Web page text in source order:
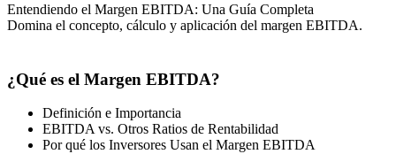
Entendiendo el Margen EBITDA: Una Guía Completa
Domina el concepto, cálculo y aplicación del margen EBITDA.
¿Qué es el Margen EBITDA?
Definición e Importancia
EBITDA vs. Otros Ratios de Rentabilidad
Por qué los Inversores Usan el Margen EBITDA